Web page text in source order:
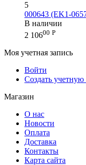
5
000643 (EK1-
В наличии
2 10600 Р
Моя учетная запись
Войти
Создать учетную
Магазин
О нас
Новости
Оплата
Доставка
Контакты
Карта сайта